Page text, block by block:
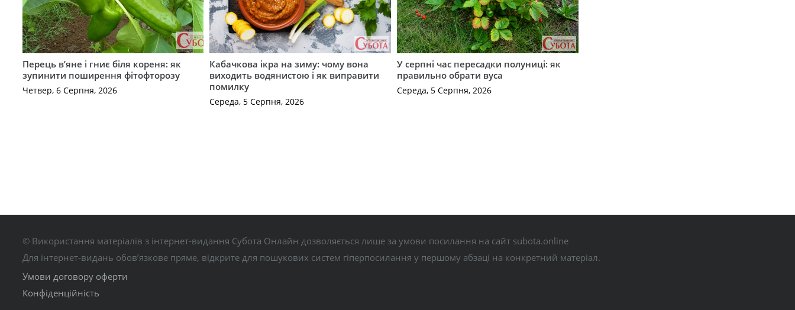
Перець в’яне і гниє біля кореня: як
зупинити поширення фітофторозу
Четвер, 6 Серпня, 2026
Кабачкова ікра на зиму: чому вона
виходить водянистою і як виправити
помилку
Середа, 5 Серпня, 2026
У серпні час пересадки полуниці: як
правильно обрати вуса
Середа, 5 Серпня, 2026
© Використання матеріалів з інтернет-видання Субота Онлайн дозволяється лише за умови посилання на сайт subota.online
Для інтернет-видань обов’язкове пряме, відкрите для пошукових систем гіперпосилання у першому абзаці на конкретний матеріал.
Умови договору оферти
Конфіденційність